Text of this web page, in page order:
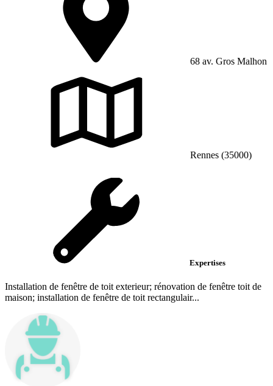
68 av. Gros Malhon
Rennes (35000)
Expertises
Installation de fenêtre de toit exterieur; rénovation de fenêtre toit de
maison; installation de fenêtre de toit rectangulair...